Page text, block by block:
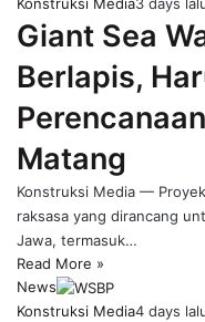
Konstruksi Media3 days
Giant Sea
Berlapis,
Matang
Konstruksi Media —
raksasa yang dirancang
Jawa, termasuk…
Read More »
News
Konstruksi Media4 days